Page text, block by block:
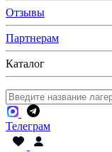
Отзывы
Партнерам
Каталог
Телеграм